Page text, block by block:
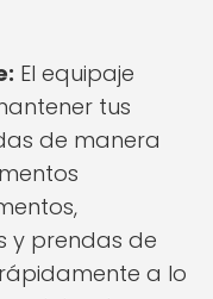
El equipaje
tus
de manera
y prendas de
a lo